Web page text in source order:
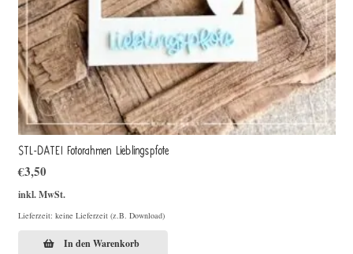
STL-DATEI Fotorahmen Lieblingspfote
€3,50
inkl. MwSt.
Lieferzeit: keine Lieferzeit (z.B. Download)
In den Warenkorb